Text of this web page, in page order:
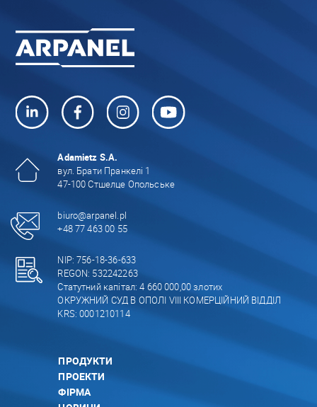
Adamietz S.A.
вул. Брати Пранкелі 1
47-100 Стшелце Опольське
biuro@arpanel.pl
+48 77 463 00 55
NIP: 756-18-36-633
REGON: 532242263
Статутний капітал: 4 660 000,00 злотих
ОКРУЖНИЙ СУД В ОПОЛІ VIII КОМЕРЦІЙНИЙ ВІДДІЛ
KRS: 0001210114
ПРОДУКТИ
ПРОЕКТИ
ФІРМА